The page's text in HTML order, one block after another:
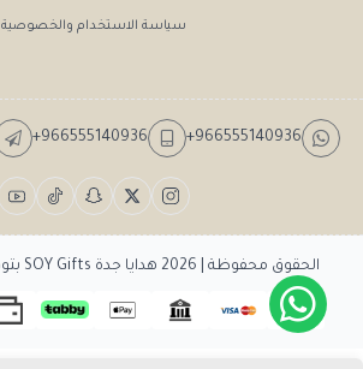
سياسة الاستخدام والخصوصية
+966555140936
+966555140936
الحقوق محفوظة | 2026 هدايا جدة SOY Gifts بتوصيل في نفس اليوم